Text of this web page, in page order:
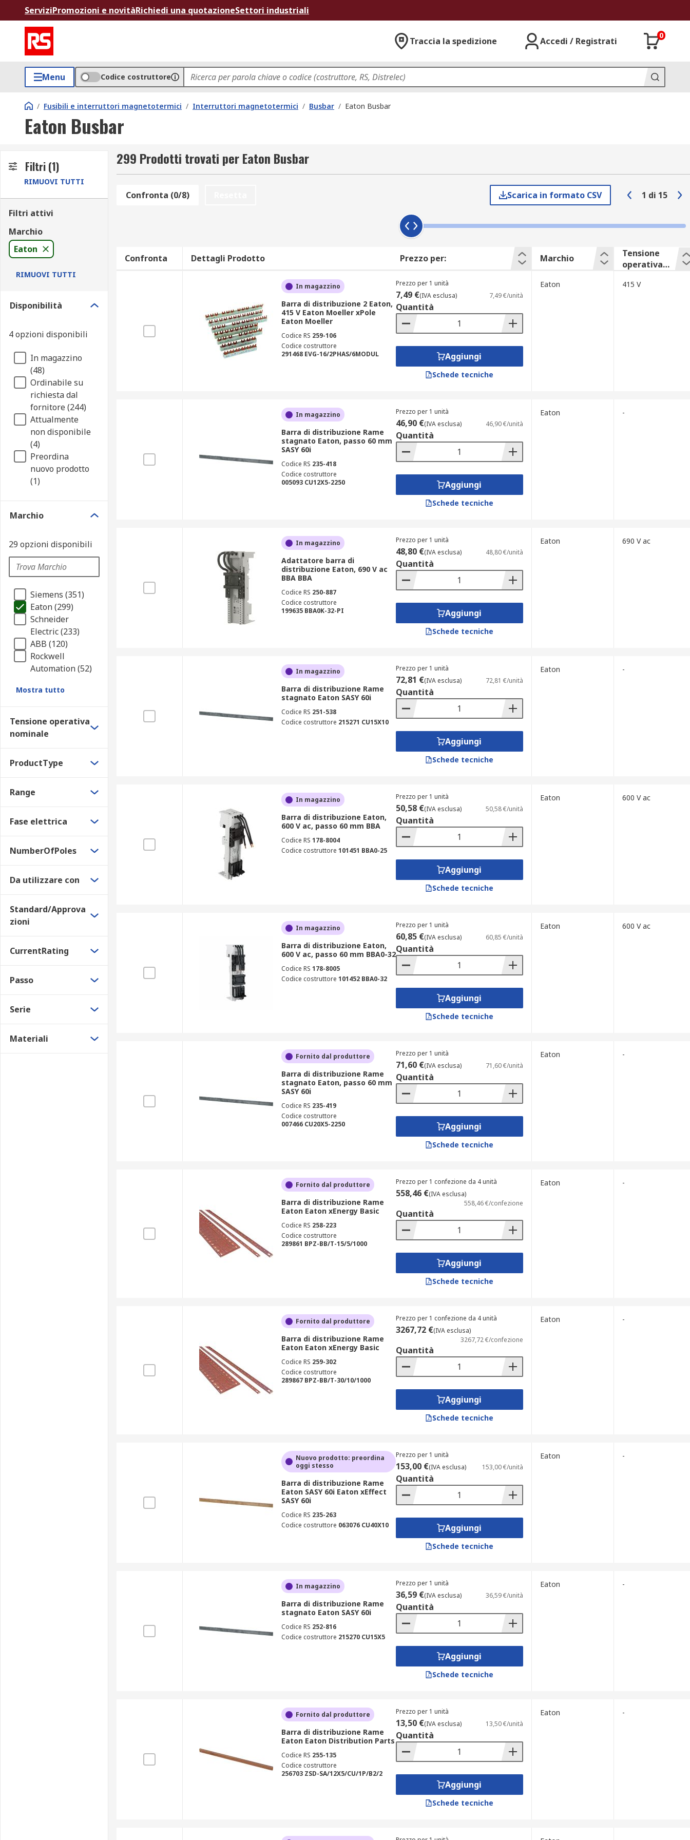
ServiziPromozioni e novitàRichiedi una quotazioneSettori industriali
Traccia la spedizione Accedi / Registrati
0
Menu Codice costruttore
/ Fusibili e interruttori magnetotermici / Interruttori magnetotermici / Busbar / Eaton Busbar
Eaton Busbar
Filtri (1)
RIMUOVI TUTTI
Filtri attivi
Marchio
Eaton
RIMUOVI TUTTI
Disponibilità
4 opzioni disponibili
In magazzino
(48)
Ordinabile su
richiesta dal
fornitore (244)
Attualmente
non disponibile
(4)
Preordina
nuovo prodotto
(1)
Marchio
29 opzioni disponibili
Siemens (351)
Eaton (299)
Schneider
Electric (233)
ABB (120)
Rockwell
Automation (52)
Mostra tutto
Tensione operativa
nominale
ProductType
Range
Fase elettrica
NumberOfPoles
Da utilizzare con
Standard/Approva
zioni
CurrentRating
Passo
Serie
Materiali
299 Prodotti trovati per Eaton Busbar
Confronta (0/8) Scarica in formato CSV 1 di 15
Confronta Dettagli Prodotto Prezzo per: Marchio
Tensione
operativa
In magazzino
Barra di distribuzione 2 Eaton,
415 V Eaton Moeller xPole
Eaton Moeller
Codice RS 259-106
Codice costruttore
291468 EVG-16/2PHAS/6MODUL
Prezzo per 1 unità
7,49 €(IVA esclusa) 7,49 €/unità
Quantità
Aggiungi
Schede tecniche
Eaton 415 V
In magazzino
Barra di distribuzione Rame
stagnato Eaton, passo 60 mm
SASY 60i
Codice RS 235-418
Codice costruttore
005093 CU12X5-2250
Prezzo per 1 unità
46,90 €(IVA esclusa) 46,90 €/unità
Quantità
Aggiungi
Schede tecniche
Eaton -
In magazzino
Adattatore barra di
distribuzione Eaton, 690 V ac
BBA BBA
Codice RS 250-887
Codice costruttore
199635 BBA0K-32-PI
Prezzo per 1 unità
48,80 €(IVA esclusa) 48,80 €/unità
Quantità
Aggiungi
Schede tecniche
Eaton 690 V ac
In magazzino
Barra di distribuzione Rame
stagnato Eaton SASY 60i
Codice RS 251-538
Codice costruttore 215271 CU15X10
Prezzo per 1 unità
72,81 €(IVA esclusa) 72,81 €/unità
Quantità
Aggiungi
Schede tecniche
Eaton -
In magazzino
Barra di distribuzione Eaton,
600 V ac, passo 60 mm BBA
Codice RS 178-8004
Codice costruttore 101451 BBA0-25
Prezzo per 1 unità
50,58 €(IVA esclusa) 50,58 €/unità
Quantità
Aggiungi
Schede tecniche
Eaton 600 V ac
In magazzino
Barra di distribuzione Eaton,
600 V ac, passo 60 mm BBA0-32
Codice RS 178-8005
Codice costruttore 101452 BBA0-32
Prezzo per 1 unità
60,85 €(IVA esclusa) 60,85 €/unità
Quantità
Aggiungi
Schede tecniche
Eaton 600 V ac
Fornito dal produttore
Barra di distribuzione Rame
stagnato Eaton, passo 60 mm
SASY 60i
Codice RS 235-419
Codice costruttore
007466 CU20X5-2250
Prezzo per 1 unità
71,60 €(IVA esclusa) 71,60 €/unità
Quantità
Aggiungi
Schede tecniche
Eaton -
Fornito dal produttore
Barra di distribuzione Rame
Eaton Eaton xEnergy Basic
Codice RS 258-223
Codice costruttore
289861 BPZ-BB/T-15/5/1000
Prezzo per 1 confezione da 4 unità
558,46 €(IVA esclusa)
558,46 €/confezione
Quantità
Aggiungi
Schede tecniche
Eaton -
Fornito dal produttore
Barra di distribuzione Rame
Eaton Eaton xEnergy Basic
Codice RS 259-302
Codice costruttore
289867 BPZ-BB/T-30/10/1000
Prezzo per 1 confezione da 4 unità
3267,72 €(IVA esclusa)
3267,72 €/confezione
Quantità
Aggiungi
Schede tecniche
Eaton -
Nuovo prodotto: preordina
oggi stesso
Barra di distribuzione Rame
Eaton SASY 60i Eaton xEffect
SASY 60i
Codice RS 235-263
Codice costruttore 063076 CU40X10
Prezzo per 1 unità
153,00 €(IVA esclusa) 153,00 €/unità
Quantità
Aggiungi
Schede tecniche
Eaton -
In magazzino
Barra di distribuzione Rame
stagnato Eaton SASY 60i
Codice RS 252-816
Codice costruttore 215270 CU15X5
Prezzo per 1 unità
36,59 €(IVA esclusa) 36,59 €/unità
Quantità
Aggiungi
Schede tecniche
Eaton -
Fornito dal produttore
Barra di distribuzione Rame
Eaton Eaton Distribution Parts
Codice RS 255-135
Codice costruttore
256703 ZSD-SA/12X5/CU/1P/B2/2
Prezzo per 1 unità
13,50 €(IVA esclusa) 13,50 €/unità
Quantità
Aggiungi
Schede tecniche
Eaton -